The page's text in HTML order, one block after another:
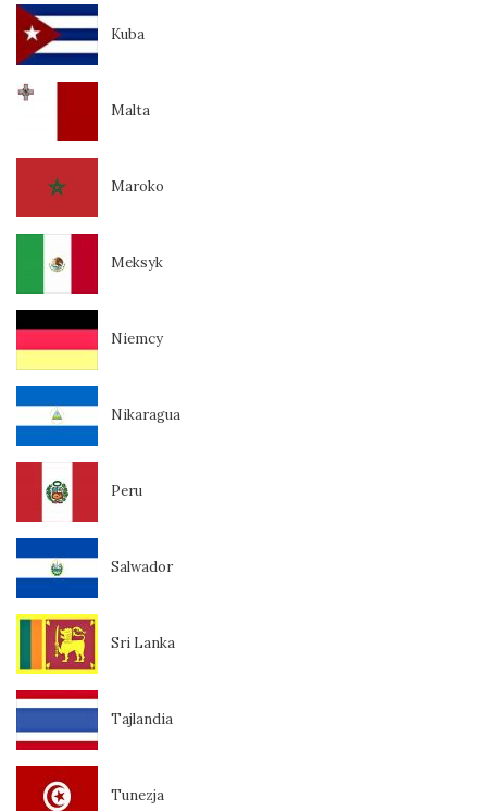
Kuba
Malta
Maroko
Meksyk
Niemcy
Nikaragua
Peru
Salwador
Sri Lanka
Tajlandia
Tunezja